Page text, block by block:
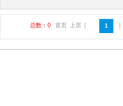
总数：0 首页 上页 1